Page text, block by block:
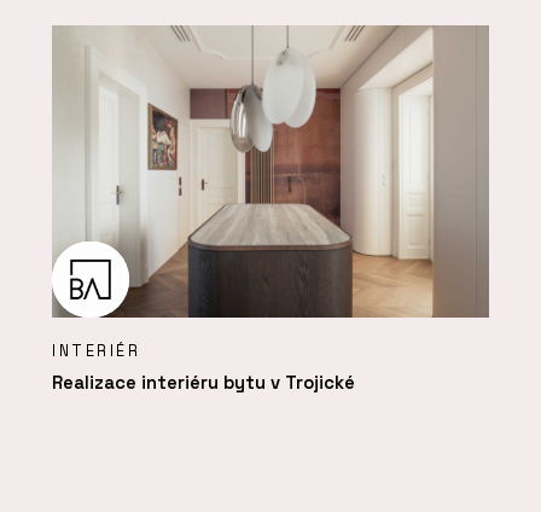
INTERIÉR
Realizace interiéru bytu v Trojické